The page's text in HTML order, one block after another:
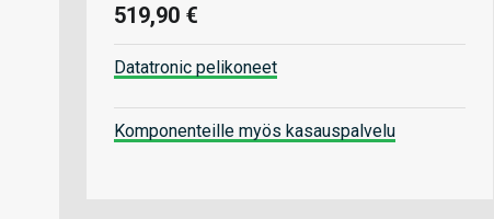
519,90 €
Datatronic pelikoneet
Komponenteille myös kasauspalvelu